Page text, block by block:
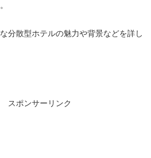
分散型ホテルの魅力や背景などを詳し
スポンサーリンク